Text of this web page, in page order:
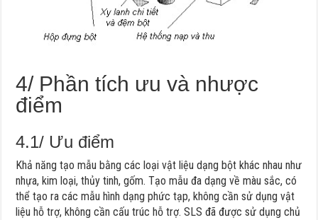
4/ Phần tích ưu và nhược
điểm
4.1/ Ưu điểm
Khả năng tạo mẫu bằng các loại vật liệu dạng bột khác nhau như
nhựa, kim loại, thủy tinh, gốm. Tạo mẫu đa dạng về màu sắc, có
thể tạo ra các mẫu hình dạng phức tạp, không cần sử dụng vật
liệu hỗ trợ, không cần cấu trúc hỗ trợ. SLS đã được sử dụng chủ